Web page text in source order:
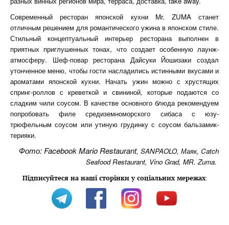
Современный ресторан японской кухни Mr. ZUMA станет
отличным решением для романтического ужина в японском стиле.
Стильный концептуальный интерьер ресторана выполнен в
приятных приглушенных тонах, что создает особенную лаунж-
атмосферу. Шеф-повар ресторана Дайсуки Йошизаки создал
утонченное меню, чтобы гости насладились истинными вкусами и
ароматами японской кухни. Начать ужин можно с хрустящих
спринг-роллов с креветкой и свининой, которые подаются со
сладким чили соусом. В качестве основного блюда рекомендуем
попробовать филе средиземноморского сибаса с юзу-
трюфельным соусом или утиную грудинку с соусом бальзамик-
терияки.
Фото: FacebookMario Restaurant, SANPAOLO, Маяк, Catch
Seafood Restaurant, Vino Grad, MR. Zuma.
Підписуйтеся на наші сторінки у соціальних мережах: